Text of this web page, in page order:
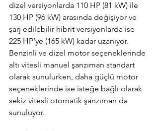
dizel versiyonlarda 110 HP (81 kW) ile
130 HP (96 kW) arasında değişiyor ve
şarj edilebilir hibrit versiyonlarda ise
225 HP’ye (165 kW) kadar uzanıyor.
Benzinli ve dizel motor seçeneklerinde
altı vitesli manuel şanzıman standart
olarak sunulurken, daha güçlü motor
seçeneklerinde ise isteğe bağlı olarak
sekiz vitesli otomatik şanzıman da
sunuluyor.